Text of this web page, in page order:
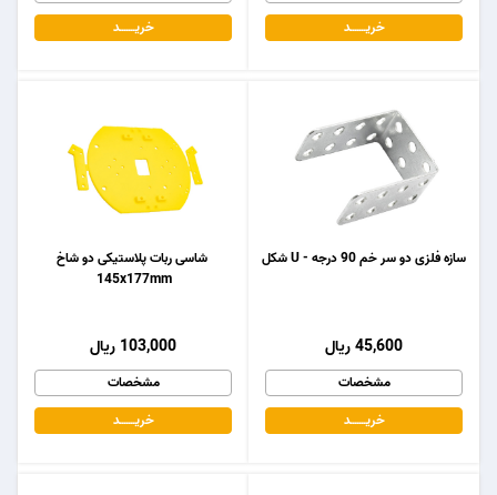
خریـــــــد خریـــــــد
شاسی ربات پلاستیکی دو شاخ
145x177mm
103,000 ریال
مشخصات
خریـــــــد
سازه فلزی دو سر خم 90 درجه - U شکل
45,600 ریال
مشخصات
خریـــــــد